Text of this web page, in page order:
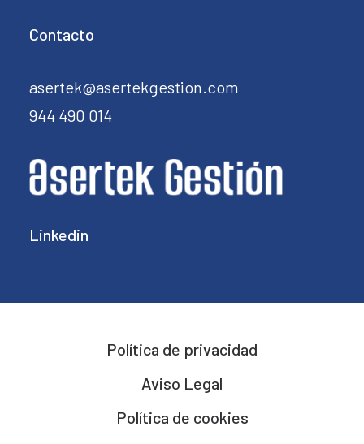
Linkedin
Contacto
asertek@asertekgestion.com
944 490 014
Política de privacidad
Aviso Legal
Política de cookies